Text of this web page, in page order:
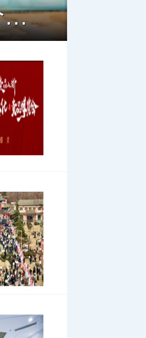
淮安成功举办第四届淮河华商大会211个签约项目 总投资1486.